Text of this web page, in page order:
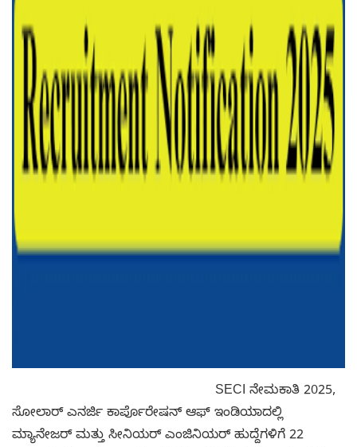
SECI ನೇಮಕಾತಿ 2025,
ಸೋಲಾರ್ ಎನರ್ಜಿ ಕಾರ್ಪೊರೇಷನ್ ಆಫ್ ಇಂಡಿಯಾದಲ್ಲಿ
ಮ್ಯಾನೇಜರ್ ಮತ್ತು ಸೀನಿಯರ್ ಎಂಜಿನಿಯರ್ ಹುದ್ದೆಗಳಿಗೆ 22